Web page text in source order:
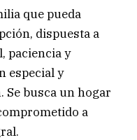
que pueda
dispuesta a
paciencia y
especial y
busca un hogar
a